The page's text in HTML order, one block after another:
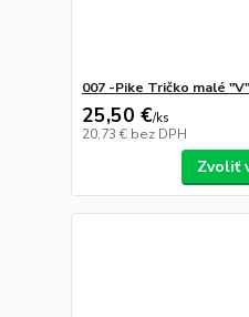
007 -Pike Tričko malé
25,50 €/ks
20,73 € bez DPH
Zvoliť